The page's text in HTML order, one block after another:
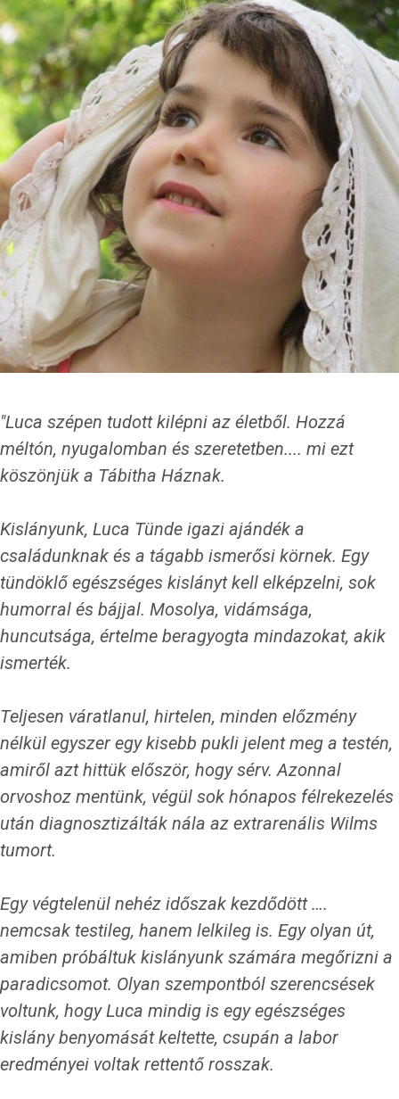
"Luca szépen tudott kilépni az életből. Hozzá
méltón, nyugalomban és szeretetben.... mi ezt
köszönjük a Tábitha Háznak.
Kislányunk, Luca Tünde igazi ajándék a
családunknak és a tágabb ismerősi körnek. Egy
tündöklő egészséges kislányt kell elképzelni, sok
humorral és bájjal. Mosolya, vidámsága,
huncutsága, értelme beragyogta mindazokat, akik
ismerték.
Teljesen váratlanul, hirtelen, minden előzmény
nélkül egyszer egy kisebb pukli jelent meg a testén,
amiről azt hittük először, hogy sérv. Azonnal
orvoshoz mentünk, végül sok hónapos félrekezelés
után diagnosztizálták nála az extrarenális Wilms
tumort.
Egy végtelenül nehéz időszak kezdődött ….
nemcsak testileg, hanem lelkileg is. Egy olyan út,
amiben próbáltuk kislányunk számára megőrizni a
paradicsomot. Olyan szempontból szerencsések
voltunk, hogy Luca mindig is egy egészséges
kislány benyomását keltette, csupán a labor
eredményei voltak rettentő rosszak.